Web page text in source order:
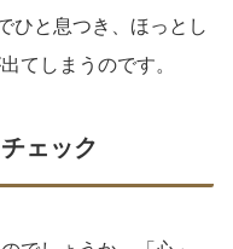
ひと息つき、ほっとし
てしまうのです。
ェック